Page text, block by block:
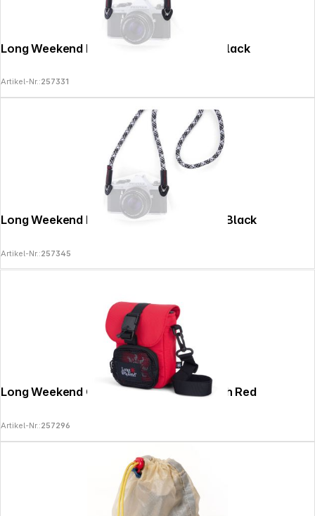
Long Weekend Rope Strap 30in (76cm) Black
Artikel-Nr.:257331
Long Weekend Rope Strap 40in (102cm) Black
Artikel-Nr.:257345
Long Weekend Crossbody Camera Pouch Red
Artikel-Nr.:257296